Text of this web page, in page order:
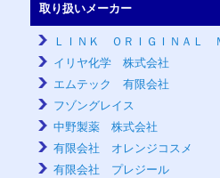
取り扱いメーカー
ＬＩＮＫ ＯＲＩＧＩＮＡＬ
イリヤ化学 株式会社
エムテック 有限会社
フゾングレイス
中野製薬 株式会社
有限会社 オレンジコスメ
有限会社 プレジール